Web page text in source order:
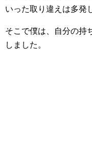
いった取り違えは多発
そこで僕は、自分の持
しました。